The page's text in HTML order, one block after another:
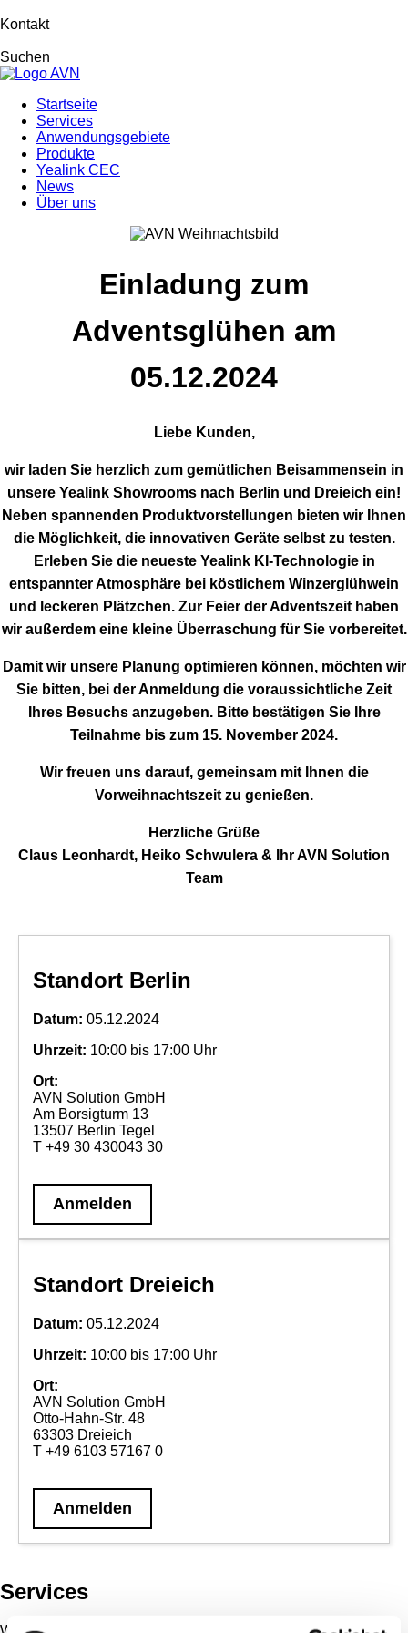
Kontakt
Suchen
Startseite
Services
Anwendungsgebiete
Produkte
Yealink CEC
News
Über uns
Einladung zum
Adventsglühen am
05.12.2024
Liebe Kunden,
wir laden Sie herzlich zum gemütlichen Beisammensein in
unsere Yealink Showrooms nach Berlin und Dreieich ein!
Neben spannenden Produktvorstellungen bieten wir Ihnen
die Möglichkeit, die innovativen Geräte selbst zu testen.
Erleben Sie die neueste Yealink KI-Technologie in
entspannter Atmosphäre bei köstlichem Winzerglühwein
und leckeren Plätzchen. Zur Feier der Adventszeit haben
wir außerdem eine kleine Überraschung für Sie vorbereitet.
Damit wir unsere Planung optimieren können, möchten wir
Sie bitten, bei der Anmeldung die voraussichtliche Zeit
Ihres Besuchs anzugeben. Bitte bestätigen Sie Ihre
Teilnahme bis zum 15. November 2024.
Wir freuen uns darauf, gemeinsam mit Ihnen die
Vorweihnachtszeit zu genießen.
Herzliche Grüße
Claus Leonhardt, Heiko Schwulera & Ihr AVN Solution
Team
Standort Berlin
Datum: 05.12.2024
Uhrzeit: 10:00 bis 17:00 Uhr
Ort:
AVN Solution GmbH
Am Borsigturm 13
13507 Berlin Tegel
T +49 30 430043 30
Anmelden
Standort Dreieich
Datum: 05.12.2024
Uhrzeit: 10:00 bis 17:00 Uhr
Ort:
AVN Solution GmbH
Otto-Hahn-Str. 48
63303 Dreieich
T +49 6103 57167 0
Anmelden
Services